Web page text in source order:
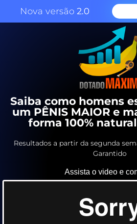
Nova versão 2.0
Saiba como homens
um PÊNIS MAIOR e
forma 100%
Resultados a partir da segunda
Garantido
Assista o video e